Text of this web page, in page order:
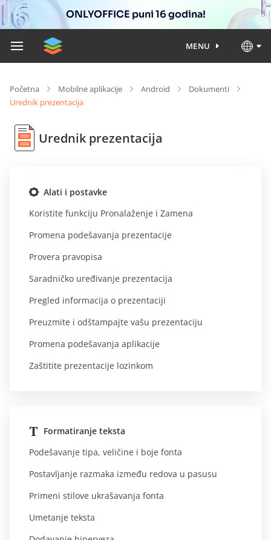
ONLYOFFICE puni 16 godina!
MENU
Početna Mobilne aplikacije Android
Dokumenti
Urednik prezentacija
Urednik prezentacija
Alati i postavke
Koristite funkciju Pronalaženje i Zamena
Promena podešavanja prezentacije
Provera pravopisa
Saradničko uređivanje prezentacija
Pregled informacija o prezentaciji
Preuzmite i odštampajte vašu prezentaciju
Promena podešavanja aplikacije
Zaštitite prezentacije lozinkom
Formatiranje teksta
Podešavanje tipa, veličine i boje fonta
Postavljanje razmaka između redova u pasusu
Primeni stilove ukrašavanja fonta
Umetanje teksta